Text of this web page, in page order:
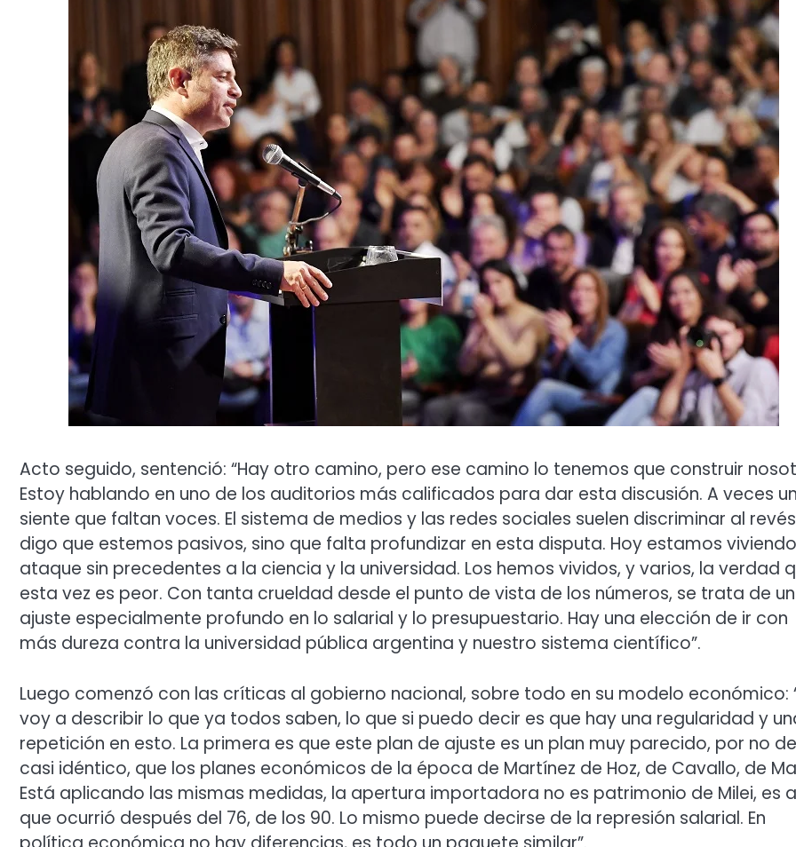
Acto seguido, sentenció: “Hay otro camino, pero ese camino lo tenemos que construir
Estoy hablando en uno de los auditorios más calificados para dar esta discusión. A veces
siente que faltan voces. El sistema de medios y las redes sociales suelen discriminar al
digo que estemos pasivos, sino que falta profundizar en esta disputa. Hoy estamos
ataque sin precedentes a la ciencia y la universidad. Los hemos vividos, y varios, la verdad
esta vez es peor. Con tanta crueldad desde el punto de vista de los números, se trata de un
ajuste especialmente profundo en lo salarial y lo presupuestario. Hay una elección de ir con
más dureza contra la universidad pública argentina y nuestro sistema científico”.
Luego comenzó con las críticas al gobierno nacional, sobre todo en su modelo económico:
voy a describir lo que ya todos saben, lo que si puedo decir es que hay una regularidad y
repetición en esto. La primera es que este plan de ajuste es un plan muy parecido, por no
casi idéntico, que los planes económicos de la época de Martínez de Hoz, de Cavallo, de
Está aplicando las mismas medidas, la apertura importadora no es patrimonio de Milei, es
que ocurrió después del 76, de los 90. Lo mismo puede decirse de la represión salarial. En